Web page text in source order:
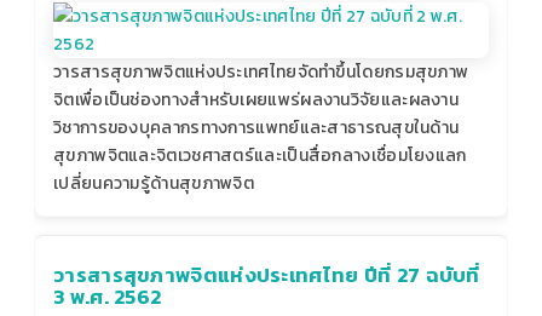
วารสารสุขภาพจิตแห่งประเทศไทยจัดทำขึ้นโดยกรมสุขภาพ
จิตเพื่อเป็นช่องทางสำหรับเผยแพร่ผลงานวิจัยและผลงาน
วิชาการของบุคลากรทางการแพทย์และสาธารณสุขในด้าน
สุขภาพจิตและจิตเวชศาสตร์และเป็นสื่อกลางเชื่อมโยงแลก
เปลี่ยนความรู้ด้านสุขภาพจิต
วารสารสุขภาพจิตแห่งประเทศไทย ปีที่ 27 ฉบับที่
3 พ.ศ. 2562